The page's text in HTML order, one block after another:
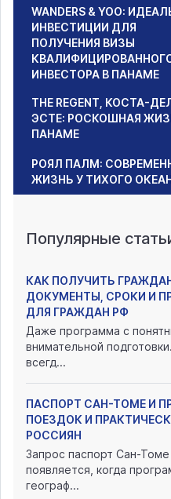
WANDERS & YOO:
ИНВЕСТИЦИИ ДЛЯ
ПОЛУЧЕНИЯ ВИЗЫ
ИНВЕСТОРА В ПАНАМЕ
THE REGENT, КОСТА-
ЭСТЕ: РОСКОШНАЯ
ПАНАМЕ
РОЯЛ ПАЛМ:
ЖИЗНЬ У ТИХОГО
Популярные
КАК ПОЛУЧИТЬ
ДОКУМЕНТЫ, СРОКИ И
ДЛЯ ГРАЖДАН РФ
Даже программа с
внимательной
всегд...
ПАСПОРТ САН-ТОМЕ И
ПОЕЗДОК И
РОССИЯН
Запрос паспорт Сан-
появляется, когда
географ...